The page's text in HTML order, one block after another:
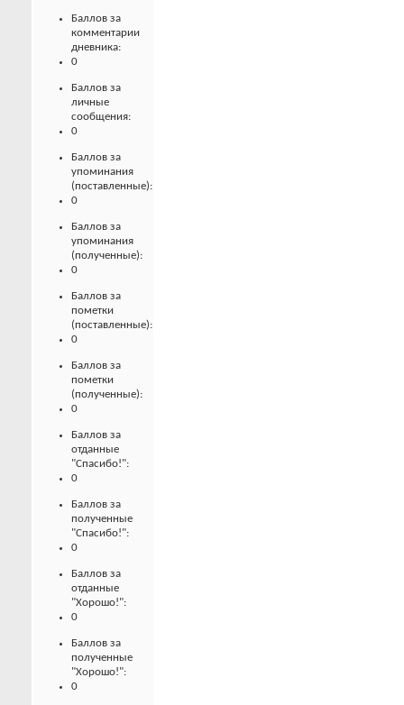
Баллов за
комментарии
дневника:
0
Баллов за
личные
сообщения:
0
Баллов за
упоминания
(поставленные):
0
Баллов за
упоминания
(полученные):
0
Баллов за
пометки
(поставленные):
0
Баллов за
пометки
(полученные):
0
Баллов за
отданные
"Спасибо!":
0
Баллов за
полученные
"Спасибо!":
0
Баллов за
отданные
"Хорошо!":
0
Баллов за
полученные
"Хорошо!":
0